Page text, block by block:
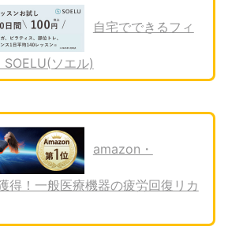
自宅でできるフィ
SOELU(ソエル)
amazon・
得！一般医療機器の疲労回復リカ